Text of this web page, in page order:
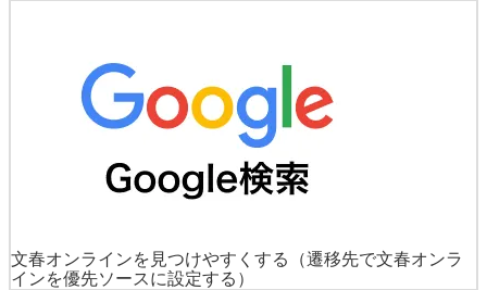
文春オンラインを見つけやすくする
（遷移先で文春オンラ
インを優先ソースに設定する）